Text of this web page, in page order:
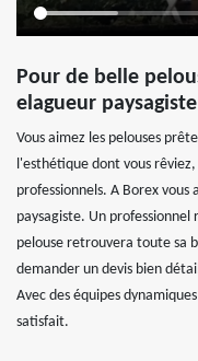
Pour de belle
elagueur paysagiste
Vous aimez les pelouses
l'esthétique dont vous
professionnels. A Borex
paysagiste. Un
pelouse retrouvera toute sa
demander un devis bien
Avec des équipes
satisfait.